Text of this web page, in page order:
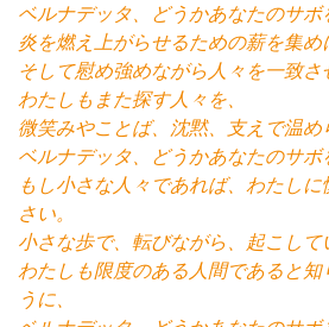
ベルナデッタ、どうかあなたのサボ
炎を燃え上がらせるための薪を集め
そして慰め強めながら人々を一致さ
わたしもまた探す人々を、
微笑みやことば、沈黙、支えで温め
ベルナデッタ、どうかあなたのサボ
もし小さな人々であれば、わたし
さい。
小さな歩で、転びながら、起こして
わたしも限度のある人間であると知
うに、